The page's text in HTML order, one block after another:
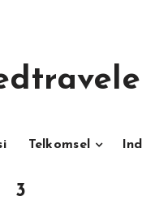
Telkomsel
3